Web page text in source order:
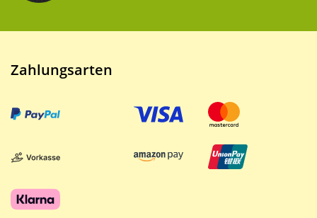
Zahlungsarten